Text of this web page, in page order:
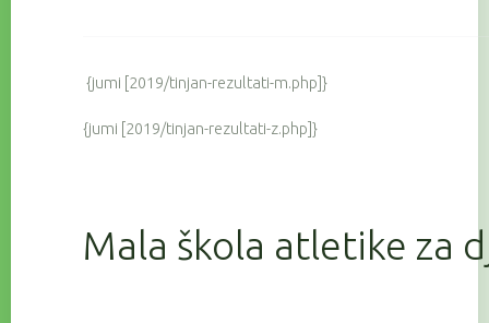
{jumi [2019/tinjan-rezultati-m.php]}
{jumi [2019/tinjan-rezultati-z.php]}
Mala škola atletike za